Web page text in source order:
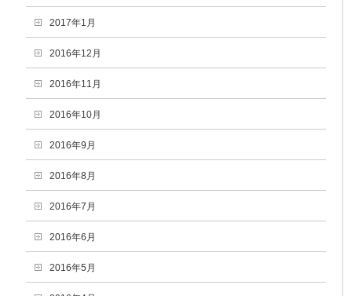
2017年1月
2016年12月
2016年11月
2016年10月
2016年9月
2016年8月
2016年7月
2016年6月
2016年5月